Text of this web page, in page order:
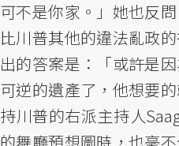
可不是你家。」她也反
比川普其他的違法亂政
出的答案是：「或許是
可逆的遺產了，他想要
持川普的右派主持人